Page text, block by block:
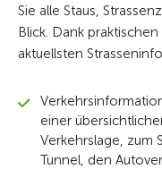
Sie alle Staus,
Blick. Dank
aktuellsten
einer
Verkehrslage, zum
Tunnel, den